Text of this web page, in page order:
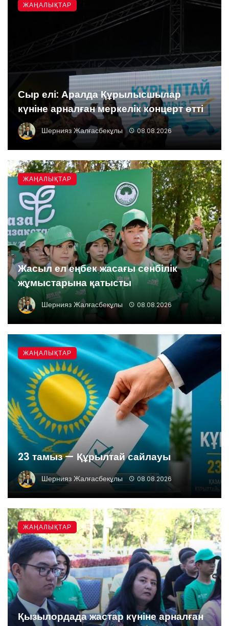
Сыр елі: Аралда Құрылысшылар
күніне арналған меркелік концерт өтті
Шернияз Жалғасбекұлы 08.08.2026
ЖАҢАЛЫҚТАР
Жасыл ел еңбек жасағы сенбілік
жұмыстарына қатысты
Шернияз Жалғасбекұлы 08.08.2026
ЖАҢАЛЫҚТАР
23 тамыз — Құрылтай сайлауы
Шернияз Жалғасбекұлы 08.08.2026
ЖАҢАЛЫҚТАР
Қызылордада жастар күніне арналған
ЖАҢАЛЫҚТАР